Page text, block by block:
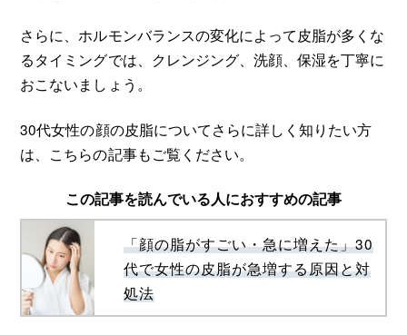
さらに、ホルモンバランスの変化によって皮脂が多くな
るタイミングでは、クレンジング、洗顔、保湿を丁寧に
おこないましょう。
30代女性の顔の皮脂についてさらに詳しく知りたい方
は、こちらの記事もご覧ください。
この記事を読んでいる人におすすめの記事
「顔の脂がすごい・急に増えた」30
代で女性の皮脂が急増する原因と対
処法